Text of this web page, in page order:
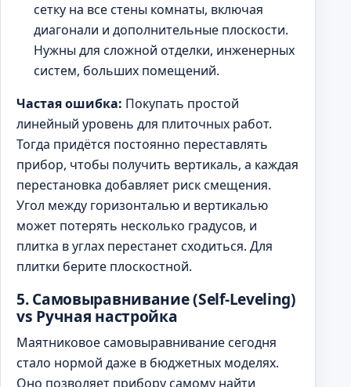
сетку на все стены комнаты, включая
диагонали и дополнительные плоскости.
Нужны для сложной отделки, инженерных
систем, больших помещений.
Частая ошибка: Покупать простой
линейный уровень для плиточных работ.
Тогда придётся постоянно переставлять
прибор, чтобы получить вертикаль, а каждая
перестановка добавляет риск смещения.
Угол между горизонталью и вертикалью
может потерять несколько градусов, и
плитка в углах перестанет сходиться. Для
плитки берите плоскостной.
5. Самовыравнивание (Self-Leveling)
vs Ручная настройка
Маятниковое самовыравнивание сегодня
стало нормой даже в бюджетных моделях.
Оно позволяет прибору самому найти